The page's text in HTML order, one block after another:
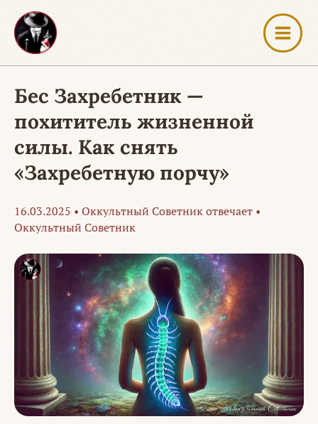
Перейти
содержимому
Бес Захребетник —
похититель жизненной
силы. Как снять
«Захребетную порчу»
16.03.2025 • Оккультный Советник отвечает •
Оккультный Советник